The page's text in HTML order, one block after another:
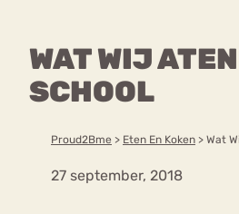
WAT WIJ
SCHOOL
Proud2Bme > Eten En Koken > Wat
27 september, 2018
Content
Over ons
Over proud2bme
Contact
Vacatures